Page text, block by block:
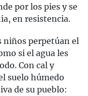
por los pies y se
en resistencia.
niños perpetúan el
si el agua les
Con cal y
suelo húmedo
de su pueblo: